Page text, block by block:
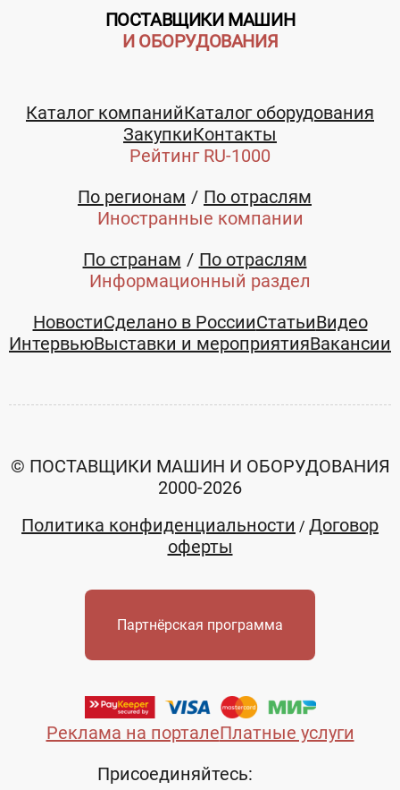
ПОСТАВЩИКИ МАШИН
И ОБОРУДОВАНИЯ
Каталог компанийКаталог оборудования
ЗакупкиКонтакты
Рейтинг RU-1000
По регионам
По отраслям
Иностранные компании
По странам
По отраслям
Информационный раздел
НовостиСделано в РоссииСтатьиВидео
ИнтервьюВыставки и мероприятияВакансии
Реклама на порталеПлатные услуги
© ПОСТАВЩИКИ МАШИН И ОБОРУДОВАНИЯ
2000-2026
Политика конфиденциальности / Договор
оферты
Партнёрская программа
Присоединяйтесь: